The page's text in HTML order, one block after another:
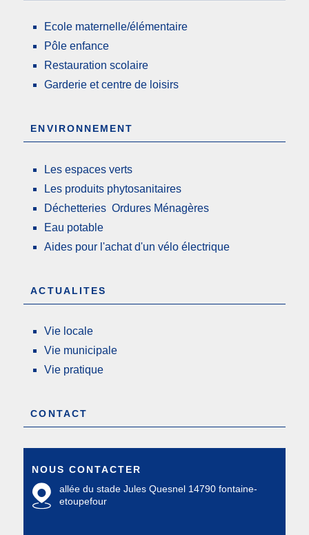
Ecole maternelle/élémentaire
Pôle enfance
Restauration scolaire
Garderie et centre de loisirs
ENVIRONNEMENT
Les espaces verts
Les produits phytosanitaires
Déchetteries Ordures Ménagères
Eau potable
Aides pour l'achat d'un vélo électrique
ACTUALITES
Vie locale
Vie municipale
Vie pratique
CONTACT
NOUS CONTACTER
allée du stade Jules Quesnel 14790 fontaine-
etoupefour